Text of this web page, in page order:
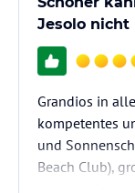
Jesolo nicht
Grandios in
kompetentes
und
Beach Club),